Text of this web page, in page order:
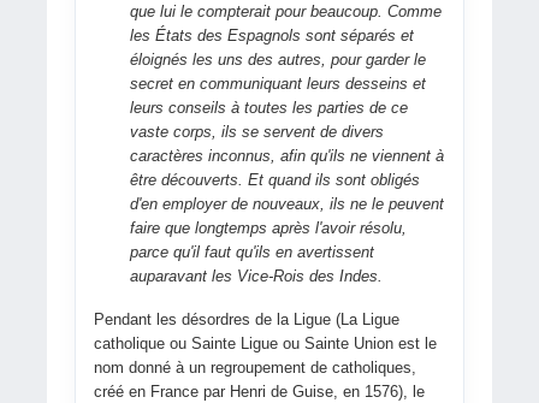
que lui le compterait pour beaucoup. Comme
les États des Espagnols sont séparés et
éloignés les uns des autres, pour garder le
secret en communiquant leurs desseins et
leurs conseils à toutes les parties de ce
vaste corps, ils se servent de divers
caractères inconnus, afin qu'ils ne viennent à
être découverts. Et quand ils sont obligés
d'en employer de nouveaux, ils ne le peuvent
faire que longtemps après l'avoir résolu,
parce qu'il faut qu'ils en avertissent
auparavant les Vice-Rois des Indes.
Pendant les désordres de la Ligue (La Ligue
catholique ou Sainte Ligue ou Sainte Union est le
nom donné à un regroupement de catholiques,
créé en France par Henri de Guise, en 1576), le